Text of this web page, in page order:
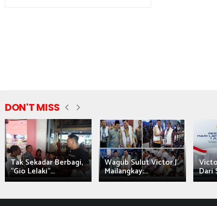
DON'T MISS
Tak Sekadar Berbagi,
"Gio Lelaki"...
Wagub Sulut Victor J.
Mailangkay:... Dari